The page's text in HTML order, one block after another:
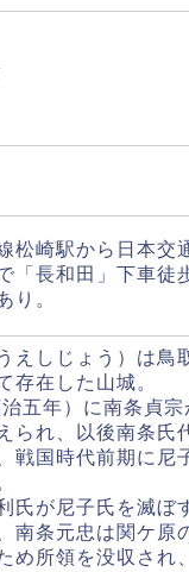
松崎駅から日本交
「長和田」下車徒
り。
えしじょう）は鳥
存在した山城。
五年）に南条貞
られ、以後南条氏
戦国時代前期に尼
氏が尼子氏を滅ぼ
南条元忠は関ケ原
め所領を没収され